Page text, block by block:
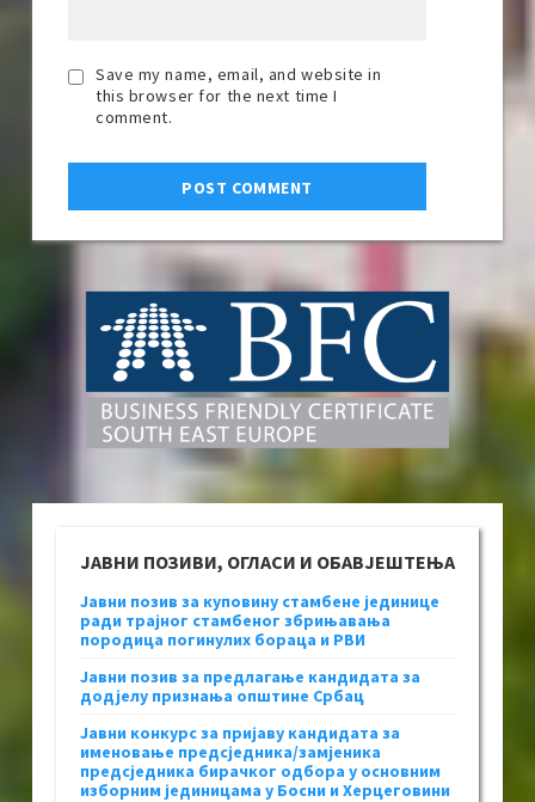
Save my name, email, and website in
this browser for the next time I
comment.
ЈАВНИ ПОЗИВИ, ОГЛАСИ И ОБАВЈЕШТЕЊА
Јавни позив за куповину стамбене јединице
ради трајног стамбеног збрињавања
породица погинулих бораца и РВИ
Јавни позив за предлагање кандидата за
додјелу признања општине Србац
Јавни конкурс за пријаву кандидата за
именовање предсједника/замјеника
предсједника бирачког одбора у основним
изборним јединицама у Босни и Херцеговини